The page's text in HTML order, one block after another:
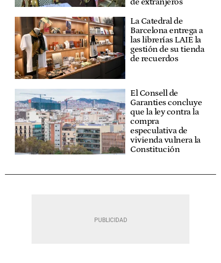
La Catedral de
Barcelona entrega a
las librerías LAIE la
gestión de su tienda
de recuerdos
El Consell de
Garanties concluye
que la ley contra la
compra
especulativa de
vivienda vulnera la
Constitución